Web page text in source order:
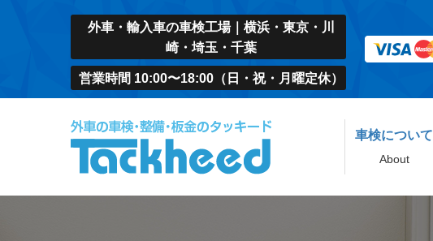
外車・輸入車の車検工場｜横浜・東京・川
崎・埼玉・千葉
営業時間 10:00〜18:00（日・祝・月曜定休）
車検について
About